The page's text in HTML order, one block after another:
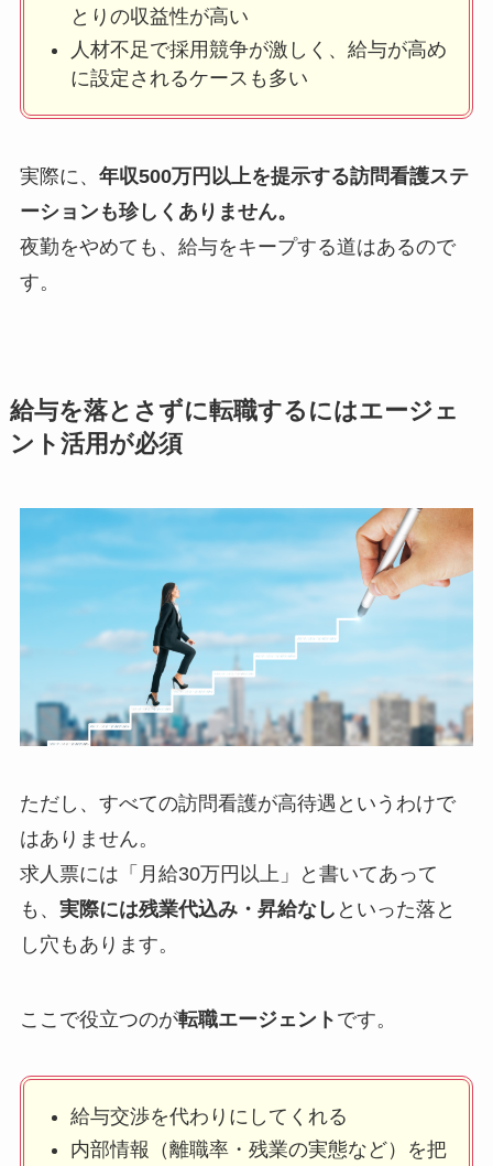
とりの収益性が高い
人材不足で採用競争が激しく、給与が高め
に設定されるケースも多い
実際に、 年収500万円以上を提示する訪問看護ステ
ーションも珍しくありません。
夜勤をやめても、給与をキープする道はあるので
す。
給与を落とさずに転職するにはエージェ
ント活用が必須
ただし、すべての訪問看護が高待遇というわけで
はありません。
求人票には「月給30万円以上」と書いてあって
も、 実際には残業代込み・昇給なし といった落と
し穴もあります。
ここで役立つのが転職エージェント です。
給与交渉を代わりにしてくれる
内部情報（離職率・残業の実態など）を把